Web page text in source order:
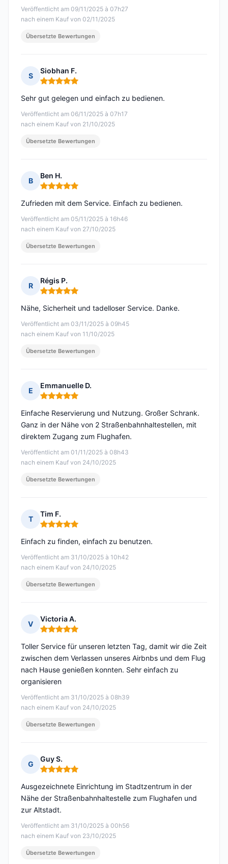
Veröffentlicht am 09/11/2025 à 07h27
nach einem Kauf von 02/11/2025
Übersetzte Bewertungen
S
Siobhan F.
Hinweis: 5 von 5
Veröffentlicht am 06/11/2025 à 07h17
nach einem Kauf von 21/10/2025
Sehr gut gelegen und einfach zu bedienen.
Übersetzte Bewertungen
B
Ben H.
Hinweis: 5 von 5
Veröffentlicht am 05/11/2025 à 16h46
nach einem Kauf von 27/10/2025
Zufrieden mit dem Service. Einfach zu bedienen.
Übersetzte Bewertungen
R
Régis P.
Hinweis: 5 von 5
Veröffentlicht am 03/11/2025 à 09h45
nach einem Kauf von 11/10/2025
Nähe, Sicherheit und tadelloser Service. Danke.
Übersetzte Bewertungen
E
Emmanuelle D.
Hinweis: 5 von 5
Veröffentlicht am 01/11/2025 à 08h43
nach einem Kauf von 24/10/2025
Einfache Reservierung und Nutzung. Großer Schrank.
Ganz in der Nähe von 2 Straßenbahnhaltestellen, mit
direktem Zugang zum Flughafen.
Übersetzte Bewertungen
T
Tim F.
Hinweis: 5 von 5
Veröffentlicht am 31/10/2025 à 10h42
nach einem Kauf von 24/10/2025
Einfach zu finden, einfach zu benutzen.
Übersetzte Bewertungen
V
Victoria A.
Hinweis: 5 von 5
Veröffentlicht am 31/10/2025 à 08h39
nach einem Kauf von 24/10/2025
Toller Service für unseren letzten Tag, damit wir die Zeit
zwischen dem Verlassen unseres Airbnbs und dem Flug
nach Hause genießen konnten. Sehr einfach zu
organisieren
Übersetzte Bewertungen
G
Guy S.
Hinweis: 5 von 5
Veröffentlicht am 31/10/2025 à 00h56
nach einem Kauf von 23/10/2025
Ausgezeichnete Einrichtung im Stadtzentrum in der
Nähe der Straßenbahnhaltestelle zum Flughafen und
zur Altstadt.
Übersetzte Bewertungen